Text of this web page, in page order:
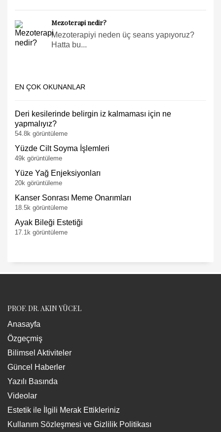
Mezoterapi nedir?
Mezoterapiyi neden üç seans yapıyoruz?
Hatta bu...
EN ÇOK OKUNANLAR
Deri kesilerinde belirgin iz kalmaması için ne
yapmalıyız?
54.8k görüntüleme
Yüzde Cilt Soyma İşlemleri
49k görüntüleme
Yüze Yağ Enjeksiyonları
20k görüntüleme
Kanser Sonrası Meme Onarımları
18.5k görüntüleme
Ayak Bileği Estetiği
17.1k görüntüleme
PROF. DR. AKIN YÜCEL
Anasayfa
Özgeçmiş
Bilimsel Aktiviteler
Güncel Haberler
Yazılı Basında
Videolar
Estetik ile İlgili Merak Ettikleriniz
Kullanım Sözleşmesi ve Gizlilik Politikası